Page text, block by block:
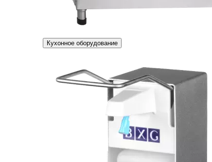
Кухонное оборудование